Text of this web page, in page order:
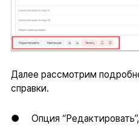
Далее рассмотрим
справки.
● Опция